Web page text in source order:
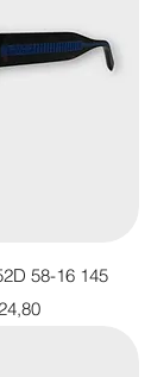
58-16 145
Fiyat